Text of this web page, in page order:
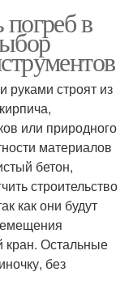
в
руками строят из
или природного
материалов
бетон,
строительство
как они будут
кран. Остальные
без